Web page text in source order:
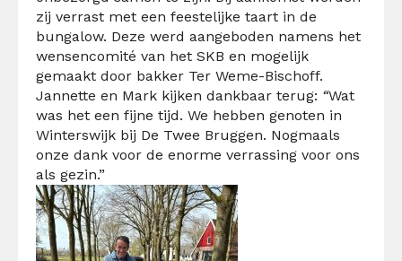
zij verrast met een feestelijke taart in de
bungalow. Deze werd aangeboden namens het
wensencomité van het SKB en mogelijk
gemaakt door bakker Ter Weme-Bischoff.
Jannette en Mark kijken dankbaar terug: “Wat
was het een fijne tijd. We hebben genoten in
Winterswijk bij De Twee Bruggen. Nogmaals
onze dank voor de enorme verrassing voor ons
als gezin.”